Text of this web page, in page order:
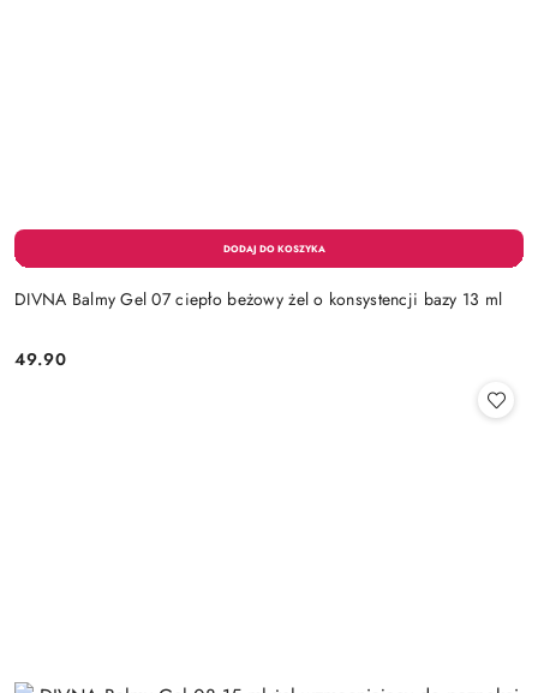
DIVNA Balmy Gel 07 ciepło beżowy żel o konsystencji bazy 13 ml
Cena:
49.90